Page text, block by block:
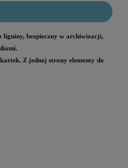
ligniny, bezpieczny w archiwizacji,
Z jednej strony elementy do